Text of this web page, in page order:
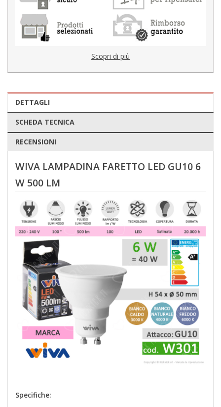
Scopri di più
DETTAGLI
SCHEDA TECNICA
RECENSIONI
WIVA LAMPADINA FARETTO LED GU10 6
W 500 LM
Specifiche: